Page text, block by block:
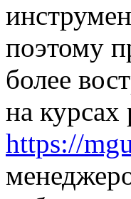
поэтому
более
на
https://